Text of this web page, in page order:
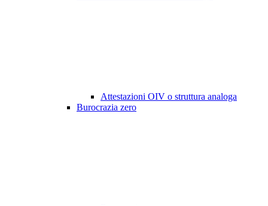
Attestazioni OIV o struttura analoga
Burocrazia zero